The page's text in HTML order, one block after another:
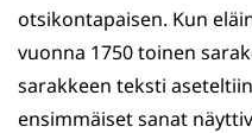
otsikontapaisen. Kun
vuonna 1750 toinen
sarakkeen teksti
ensimmäiset sanat